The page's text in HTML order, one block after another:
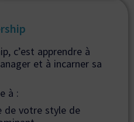
c’est apprendre à
et à incarner sa
à :
de votre style de